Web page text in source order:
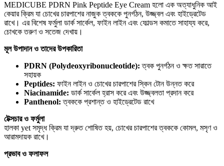
MEDICUBE PDRN Pink Peptide Eye Cream হলো এক অত্যাধুনিক আই
কেয়ার ক্রিম যা চোখের চারপাশের নাজুক ত্বককে পুনর্গঠন, উজ্জ্বল এবং হাইড্রেটেড
রাখে। এর বিশেষ ফর্মুলা ডার্ক সার্কেল, ফাইন লাইন এবং ফোল্ডস কমাতে সাহায্য করে,
চোখকে তরুণ ও সতেজ দেখায়।
মূল উপাদান ও তাদের উপকারিতা
PDRN (Polydeoxyribonucleotide): ত্বক পুনর্গঠন ও ক্ষত সারাতে
সহায়ক
Peptides: ফাইন লাইন ও চোখের চারপাশের স্কিন টোন উন্নত করে
Niacinamide: ডার্ক সার্কেল হ্রাস করে এবং উজ্জ্বলতা প্রদান করে
Panthenol: ত্বককে প্রশান্ত ও হাইড্রেটেড রাখে
টেক্সচার ও ফর্মুলা
হালকা yet সমৃদ্ধ ক্রিম যা দ্রুত শোষিত হয়, চোখের চারপাশের ত্বককে কোমল, মসৃণ ও
আরামদায়ক রাখে।
প্রভাব ও ফলাফল